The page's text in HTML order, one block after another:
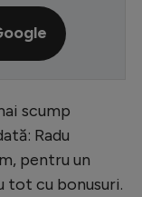
scump
Radu
pentru un
tot cu bonusuri.